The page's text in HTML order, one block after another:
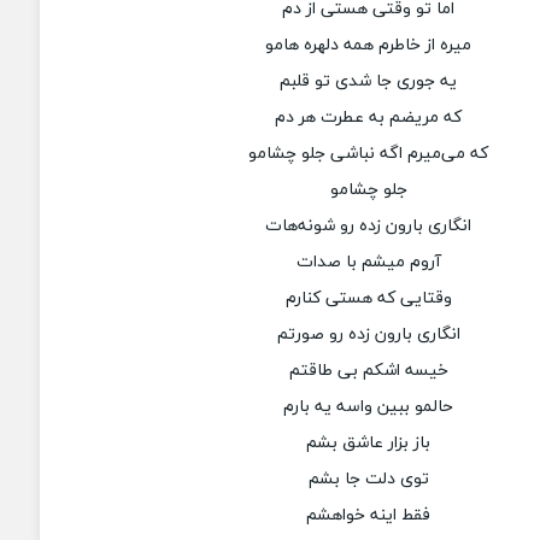
اما تو وقتی هستی از دم
میره از خاطرم همه دلهره هامو
یه جوری جا شدی تو قلبم
که مریضم به عطرت هر دم
که می‌میرم اگه نباشی جلو چشامو
جلو چشامو
انگاری بارون زده رو شونه‌هات
آروم میشم با صدات
وقتایی که هستی کنارم
انگاری بارون زده رو صورتم
خیسه اشکم بی طاقتم
حالمو ببین واسه یه بارم
باز بزار عاشق بشم
توی دلت جا بشم
فقط اینه خواهشم